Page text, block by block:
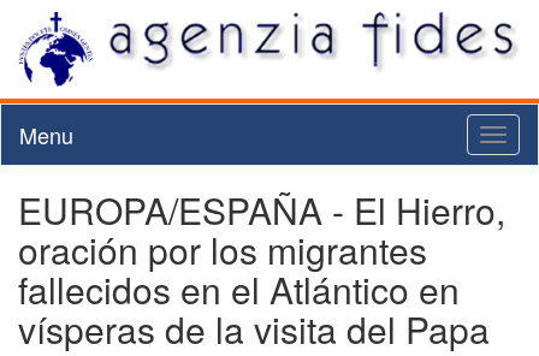
Menu
EUROPA/ESPAÑA - El Hierro,
oración por los migrantes
fallecidos en el Atlántico en
vísperas de la visita del Papa